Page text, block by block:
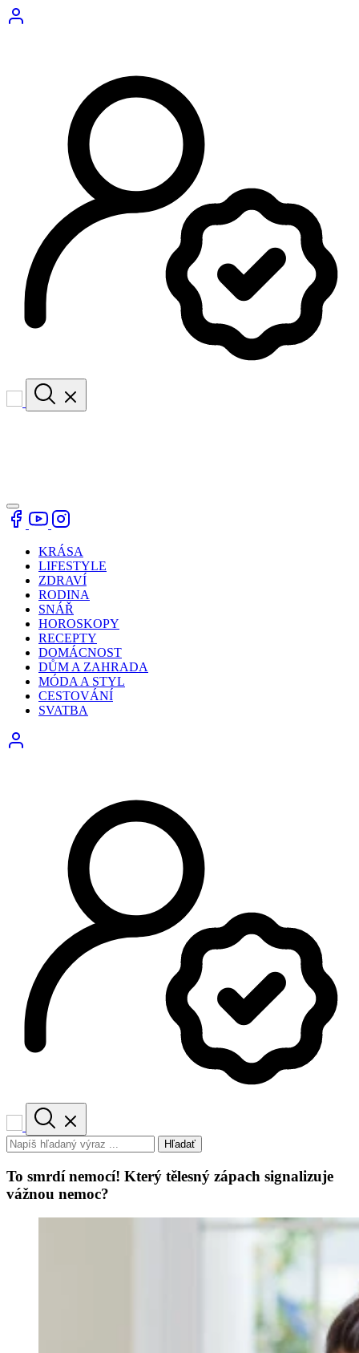
KRÁSA
LIFESTYLE
ZDRAVÍ
RODINA
SNÁŘ
HOROSKOPY
RECEPTY
DOMÁCNOST
DŮM A ZAHRADA
MÓDA A STYL
CESTOVÁNÍ
SVATBA
Hľadať
To smrdí nemocí! Který tělesný zápach signalizuje
vážnou nemoc?